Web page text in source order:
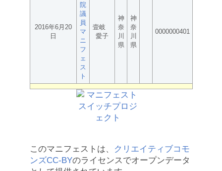
2016年6月20
日
院
議
員
マ
ニ
フ
ェ
ス
ト
壹岐
愛子
神
奈
川
県
神
奈
川
県
0000000401
このマニフェストは、
クリエイティブコモ
ンズCC-BYのライセンスでオープンデータ